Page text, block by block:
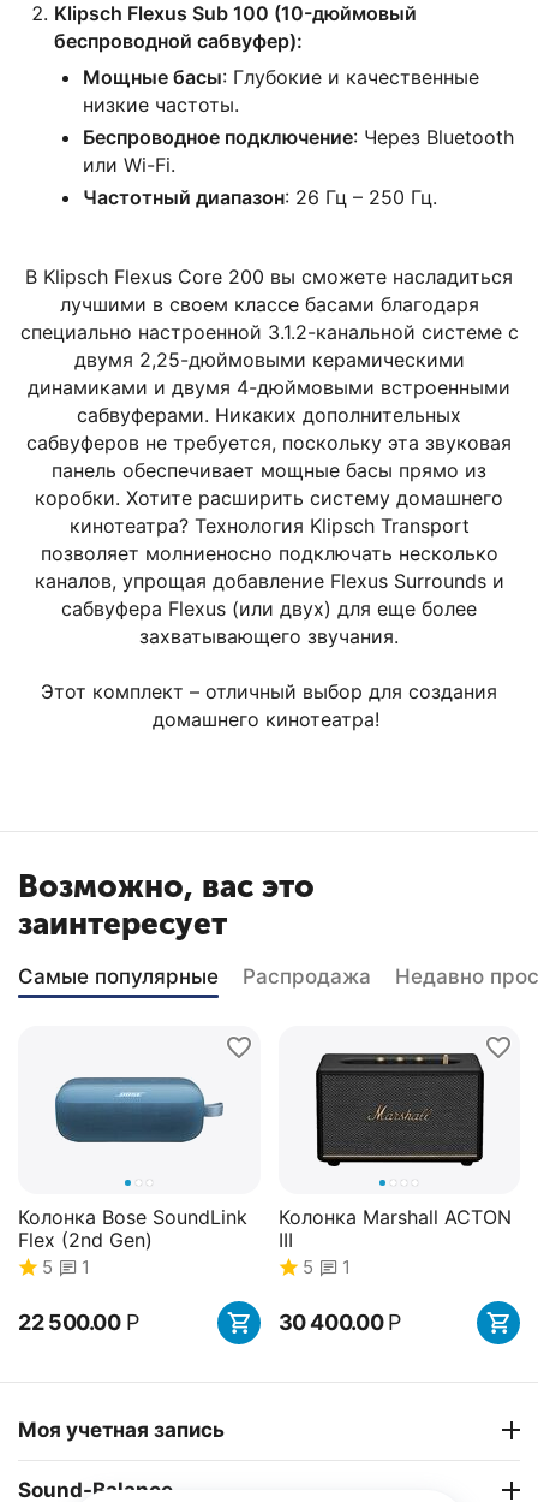
Klipsch Flexus Sub 100 (10-дюймовый
беспроводной сабвуфер):
Мощные басы: Глубокие и качественные
низкие частоты.
Беспроводное подключение: Через Bluetooth
или Wi-Fi.
Частотный диапазон: 26 Гц – 250 Гц.
В Klipsch Flexus Core 200 вы сможете насладиться
лучшими в своем классе басами благодаря
специально настроенной 3.1.2-канальной системе с
двумя 2,25-дюймовыми керамическими
динамиками и двумя 4-дюймовыми встроенными
сабвуферами. Никаких дополнительных
сабвуферов не требуется, поскольку эта звуковая
панель обеспечивает мощные басы прямо из
коробки. Хотите расширить систему домашнего
кинотеатра? Технология Klipsch Transport
позволяет молниеносно подключать несколько
каналов, упрощая добавление Flexus Surrounds и
сабвуфера Flexus (или двух) для еще более
захватывающего звучания.
Этот комплект – отличный выбор для создания
домашнего кинотеатра!
Возможно, вас это
заинтересует
Самые популярные Распродажа Недавно
Колонка Bose SoundLink
Flex (2nd Gen)
5 1
22 500.00 Р
Колонка Marshall ACTON
III
5 1
30 400.00 Р
34%
Моя учетная запись
Sound-Balance